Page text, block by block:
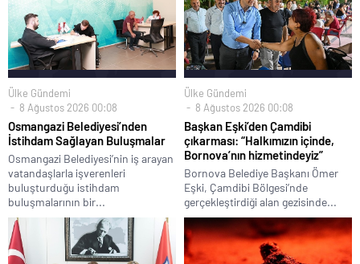
Ülke Gündemi
8 Ağustos 2026 00:08
Osmangazi Belediyesi’nden
İstihdam Sağlayan Buluşmalar
Osmangazi Belediyesi’nin iş arayan
vatandaşlarla işverenleri
buluşturduğu istihdam
buluşmalarının bir...
Ülke Gündemi
8 Ağustos 2026 00:08
Başkan Eşki’den Çamdibi
çıkarması: “Halkımızın içinde,
Bornova’nın hizmetindeyiz”
Bornova Belediye Başkanı Ömer
Eşki, Çamdibi Bölgesi’nde
gerçekleştirdiği alan gezisinde...